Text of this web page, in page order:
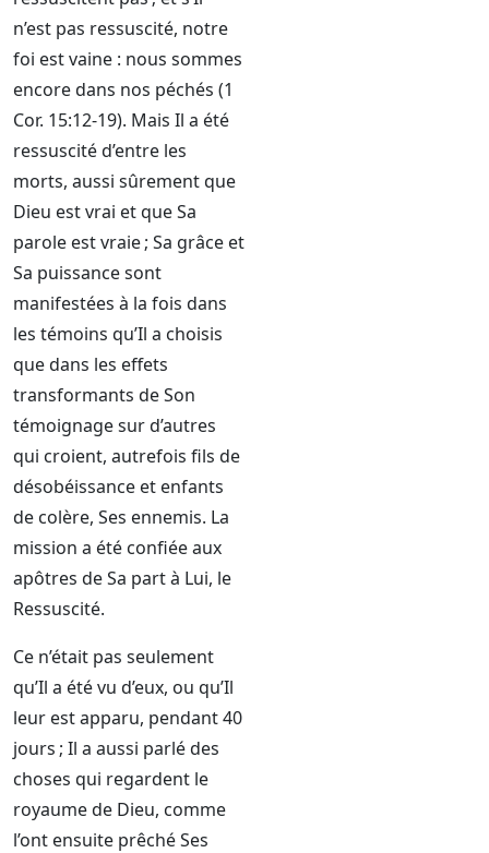
n’est pas ressuscité, notre
foi est vaine : nous sommes
encore dans nos péchés (1
Cor. 15:12-19). Mais Il a été
ressuscité d’entre les
morts, aussi sûrement que
Dieu est vrai et que Sa
parole est vraie ; Sa grâce et
Sa puissance sont
manifestées à la fois dans
les témoins qu’Il a choisis
que dans les effets
transformants de Son
témoignage sur d’autres
qui croient, autrefois fils de
désobéissance et enfants
de colère, Ses ennemis. La
mission a été confiée aux
apôtres de Sa part à Lui, le
Ressuscité.
Ce n’était pas seulement
qu’Il a été vu d’eux, ou qu’Il
leur est apparu, pendant 40
jours ; Il a aussi parlé des
choses qui regardent le
royaume de Dieu, comme
l’ont ensuite prêché Ses